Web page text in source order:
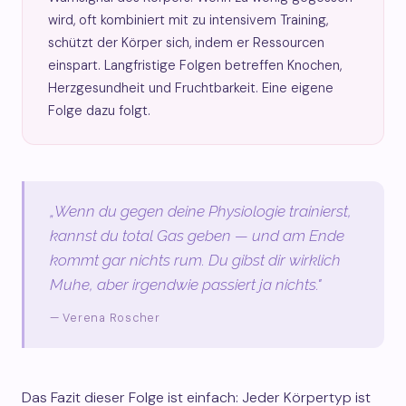
wird, oft kombiniert mit zu intensivem Training,
schützt der Körper sich, indem er Ressourcen
einspart. Langfristige Folgen betreffen Knochen,
Herzgesundheit und Fruchtbarkeit. Eine eigene
Folge dazu folgt.
„Wenn du gegen deine Physiologie trainierst,
kannst du total Gas geben — und am Ende
kommt gar nichts rum. Du gibst dir wirklich
Muhe, aber irgendwie passiert ja nichts."
— Verena Roscher
Das Fazit dieser Folge ist einfach: Jeder Körpertyp ist